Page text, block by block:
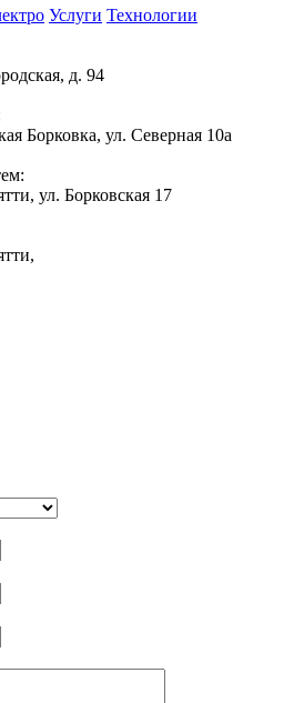
Услуги Технологии
д. 94
Борковка, ул. Северная 10а
ул. Борковская 17